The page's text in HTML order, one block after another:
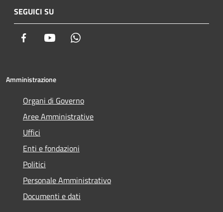
SEGUICI SU
Facebook Youtube
Amministrazione
Organi di Governo
Aree Amministrative
Uffici
Enti e fondazioni
Politici
Personale Amministrativo
Documenti e dati